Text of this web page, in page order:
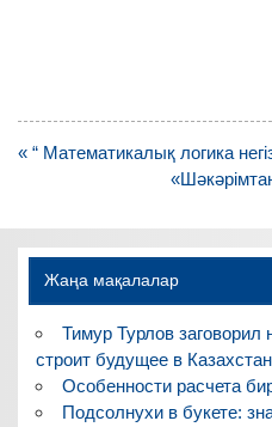
Навигация
« “ Математикалық логика
Жаңа мақалалар
Тимур Турлов заговорил
строит будущее в
Особенности расчета
Подсолнухи в букете: